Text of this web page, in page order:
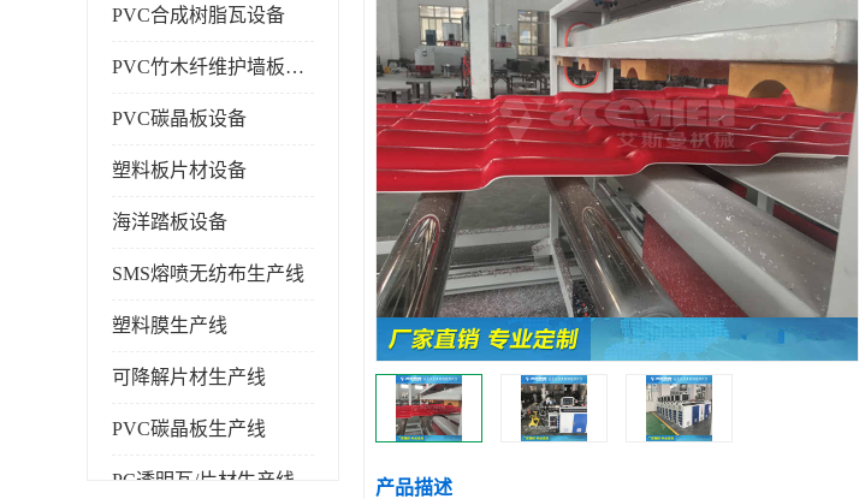
PVC合成树脂瓦设备
PVC竹木纤维护墙板设备
PVC碳晶板设备
塑料板片材设备
海洋踏板设备
SMS熔喷无纺布生产线
塑料膜生产线
可降解片材生产线
PVC碳晶板生产线
PC透明瓦/片材生产线 产品描述